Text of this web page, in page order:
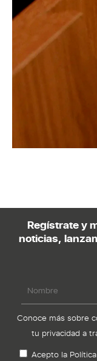
Regístrate y
noticias,
Conoce más sobre
tu privacidad a
Acepto la